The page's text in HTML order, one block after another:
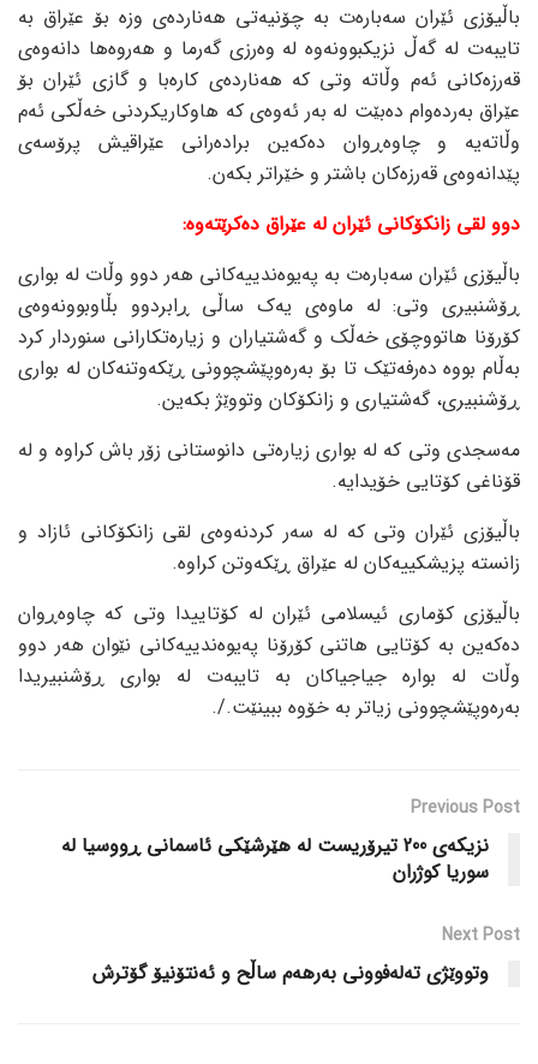
باڵیۆزی ئێران سەبارەت بە چۆنیەتی هەناردەی وزە بۆ عێراق بە
تایبەت لە گەڵ نزیکبوونەوە لە وەرزی گەرما و هەروەها دانەوەی
قەرزەکانی ئەم وڵاتە وتی کە هەناردەی کارەبا و گازی ئێران بۆ
عێراق بەردەوام دەبێت لە بەر ئەوەی کە هاوکاریکردنی خەڵکی ئەم
وڵاتەیە و چاوەڕوان دەکەین برادەرانی عێراقیش پرۆسەی
پێدانەوەی قەرزەکان باشتر و خێراتر بکەن.
دوو لقی زانکۆکانی ئێران لە عێراق دەکرێتەوە:
باڵیۆزی ئێران سەبارەت بە پەیوەندییەکانی هەر دوو وڵات لە بواری
ڕۆشنبیری وتی: لە ماوەی یەک ساڵی ڕابردوو بڵاوبوونەوەی
کۆرۆنا هاتووچۆی خەڵک و گەشتیاران و زیارەتکارانی سنوردار کرد
بەڵام بووە دەرفەتێک تا بۆ بەرەوپێشچوونی ڕێکەوتنەکان لە بواری
ڕۆشنبیری، گەشتیاری و زانکۆکان وتووێژ بکەین.
مەسجدی وتی کە لە بواری زیارەتی دانوستانی زۆر باش کراوە و لە
قۆناغی کۆتایی خۆیدایە.
باڵیۆزی ئێران وتی کە لە سەر کردنەوەی لقی زانکۆکانی ئازاد و
زانستە پزیشکییەکان لە عێراق ڕێکەوتن کراوە.
باڵیۆزی کۆماری ئیسلامی ئێران لە کۆتاییدا وتی کە چاوەڕوان
دەکەین بە کۆتایی هاتنی کۆرۆنا پەیوەندییەکانی نێوان هەر دوو
وڵات لە بوارە جیاجیاکان بە تایبەت لە بواری ڕۆشنبیریدا
بەرەوپێشچوونی زیاتر بە خۆوە ببینێت./.
Previous Post
نزیکەی 200 تیرۆریست لە هێرشێکی ئاسمانی ڕووسیا لە
سوریا کوژران
Next Post
وتووێژی تەلەفوونی بەرهەم ساڵح و ئەنتۆنیۆ گۆترش